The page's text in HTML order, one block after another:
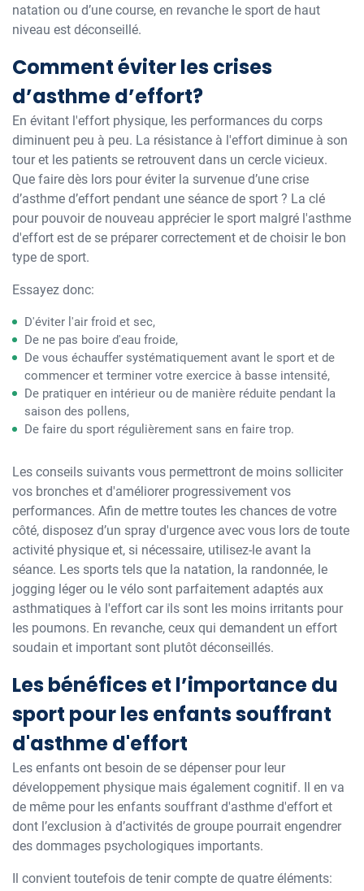
natation ou d’une course, en revanche le sport de haut
niveau est déconseillé.
Comment éviter les crises
d’asthme d’effort?
En évitant l'effort physique, les performances du corps
diminuent peu à peu. La résistance à l'effort diminue à son
tour et les patients se retrouvent dans un cercle vicieux.
Que faire dès lors pour éviter la survenue d’une crise
d’asthme d’effort pendant une séance de sport ? La clé
pour pouvoir de nouveau apprécier le sport malgré l'asthme
d'effort est de se préparer correctement et de choisir le bon
type de sport.
Essayez donc:
D'éviter l'air froid et sec,
De ne pas boire d'eau froide,
De vous échauffer systématiquement avant le sport et de
commencer et terminer votre exercice à basse intensité,
De pratiquer en intérieur ou de manière réduite pendant la
saison des pollens,
De faire du sport régulièrement sans en faire trop.
Les conseils suivants vous permettront de moins solliciter
vos bronches et d'améliorer progressivement vos
performances. Afin de mettre toutes les chances de votre
côté, disposez d’un spray d'urgence avec vous lors de toute
activité physique et, si nécessaire, utilisez-le avant la
séance. Les sports tels que la natation, la randonnée, le
jogging léger ou le vélo sont parfaitement adaptés aux
asthmatiques à l'effort car ils sont les moins irritants pour
les poumons. En revanche, ceux qui demandent un effort
soudain et important sont plutôt déconseillés.
Les bénéfices et l’importance du
sport pour les enfants souffrant
d'asthme d'effort
Les enfants ont besoin de se dépenser pour leur
développement physique mais également cognitif. Il en va
de même pour les enfants souffrant d'asthme d'effort et
dont l’exclusion à d’activités de groupe pourrait engendrer
des dommages psychologiques importants.
Il convient toutefois de tenir compte de quatre éléments: